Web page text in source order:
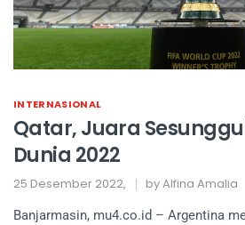
INTERNASIONAL
Qatar, Juara
Dunia 2022
25 Desember 2022, by Alfina Amalia
Banjarmasin, mu4.co.id – Argentina